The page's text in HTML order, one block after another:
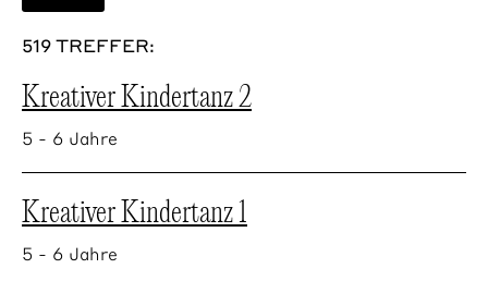
519 TREFFER:
Kreativer Kindertanz 2
5 - 6 Jahre
Kreativer Kindertanz 1
5 - 6 Jahre